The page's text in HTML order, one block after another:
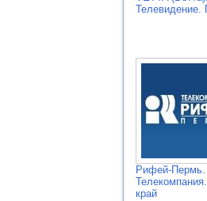
Телевидение.
Рифей-Пермь.
край